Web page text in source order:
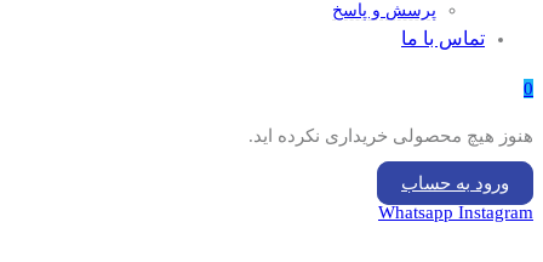
پرسش و پاسخ
تماس با ما
0
هنوز هیچ محصولی خریداری نکرده اید.
ورود به حساب
Whatsapp Instagram